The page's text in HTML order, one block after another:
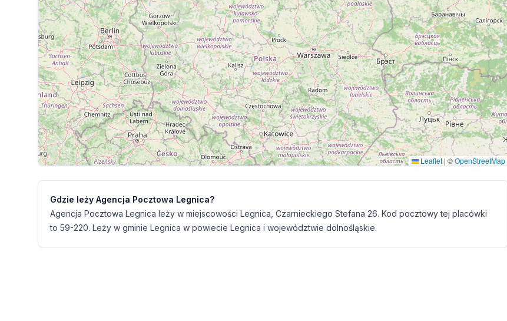
Leaflet | ©OpenStreetMap
Gdzie leży Agencja Pocztowa Legnica?
Agencja Pocztowa Legnica leży w miejscowości Legnica, Czarnieckiego Stefana 26. Kod pocztowy tej placówki
to 59-220. Leży w gminie Legnica w powiecie Legnica i województwie dolnośląskie.